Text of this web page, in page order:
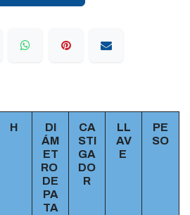
H
DI
ÁM
ET
RO
DE
PA
TA
CA
STI
GA
DO
R
LL
AV
E
PE
SO